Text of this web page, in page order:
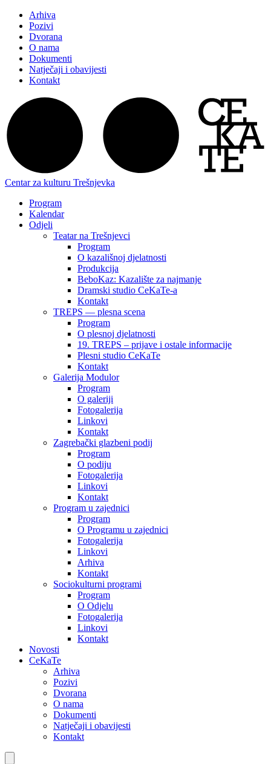
Arhiva
Pozivi
Dvorana
O nama
Dokumenti
Natječaji i obavijesti
Kontakt
Centar za kulturu Trešnjevka
Program
Kalendar
Odjeli
Teatar na Trešnjevci
Program
O kazališnoj djelatnosti
Produkcija
BeboKaz: Kazalište za najmanje
Dramski studio CeKaTe-a
Kontakt
TREPS — plesna scena
Program
O plesnoj djelatnosti
19. TREPS – prijave i ostale informacije
Plesni studio CeKaTe
Kontakt
Galerija Modulor
Program
O galeriji
Fotogalerija
Linkovi
Kontakt
Zagrebački glazbeni podij
Program
O podiju
Fotogalerija
Linkovi
Kontakt
Program u zajednici
Program
O Programu u zajednici
Fotogalerija
Linkovi
Arhiva
Kontakt
Sociokulturni programi
Program
O Odjelu
Fotogalerija
Linkovi
Kontakt
Novosti
CeKaTe
Arhiva
Pozivi
Dvorana
O nama
Dokumenti
Natječaji i obavijesti
Kontakt